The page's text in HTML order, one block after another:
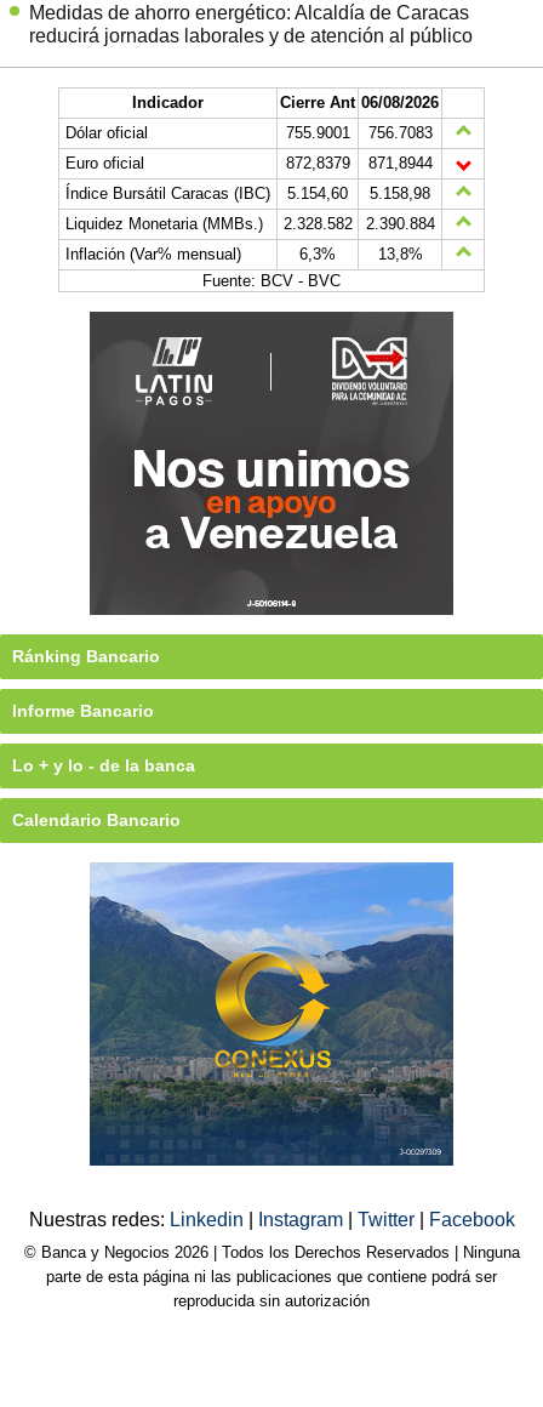
Medidas de ahorro energético: Alcaldía de Caracas
reducirá jornadas laborales y de atención al público
Indicador Cierre Ant 06/08/2026
Dólar oficial
755.9001
756.7083
Euro oficial
872,8379
871,8944
Índice Bursátil Caracas (IBC)
5.154,60
5.158,98
Liquidez Monetaria (MMBs.)
2.328.582
2.390.884
Inflación (Var% mensual)
6,3%
13,8%
Fuente: BCV - BVC
Ránking Bancario
Informe Bancario
Lo + y lo - de la banca
Calendario Bancario
Nuestras redes: Linkedin Instagram Twitter Facebook
© Banca y Negocios 2026 | Todos los Derechos Reservados | Ninguna
parte de esta página ni las publicaciones que contiene podrá ser
reproducida sin autorización